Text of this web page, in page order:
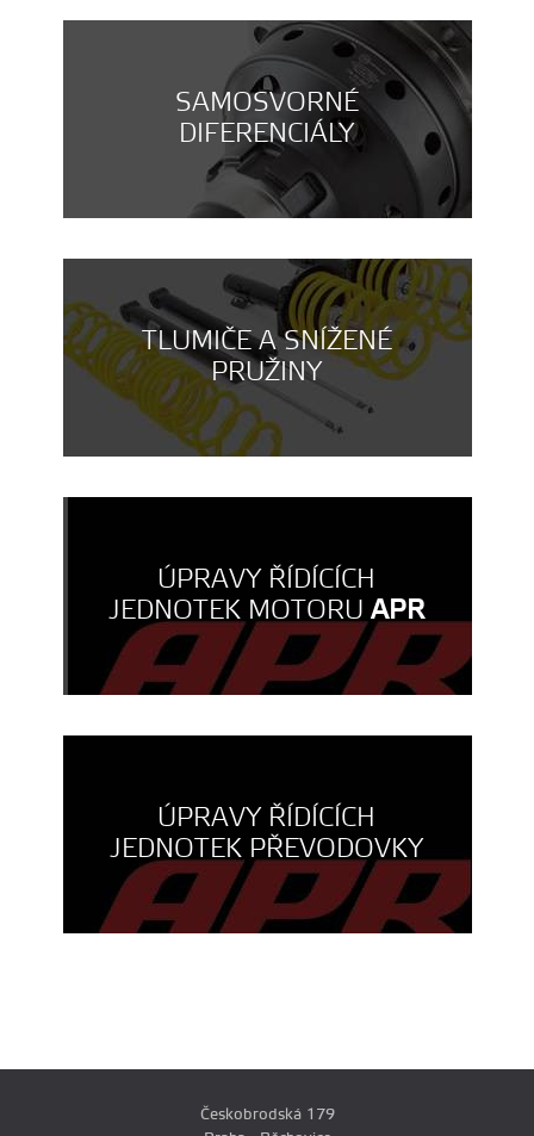
SAMOSVORNÉ
DIFERENCIÁLY
TLUMIČE A SNÍŽENÉ
PRUŽINY
ÚPRAVY ŘÍDÍCÍCH
JEDNOTEK MOTORUAPR
ÚPRAVY ŘÍDÍCÍCH
JEDNOTEK PŘEVODOVKY
Českobrodská 179